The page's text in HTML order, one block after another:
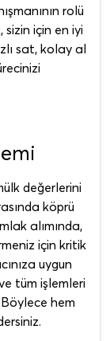
rolü
için en iyi
sat, kolay al
değerlerini
köprü
alımında,
için kritik
uygun
tüm işlemleri
Böylece hem